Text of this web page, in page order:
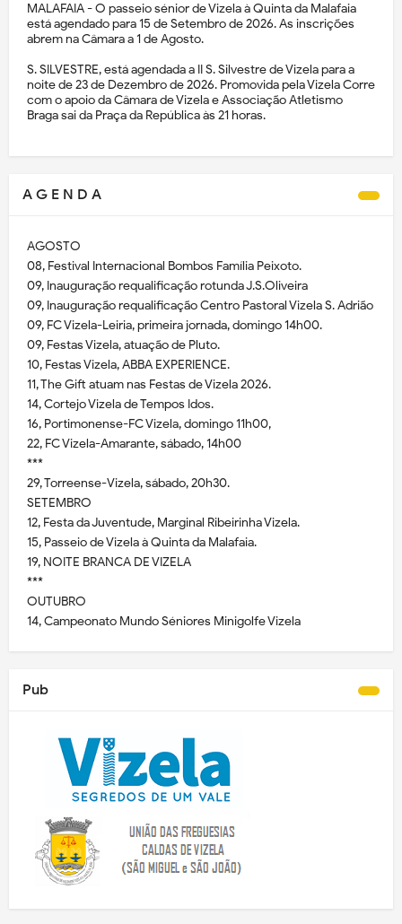
MALAFAIA - O passeio sénior de Vizela à Quinta da Malafaia
está agendado para 15 de Setembro de 2026. As inscrições
abrem na Câmara a 1 de Agosto.
S. SILVESTRE, está agendada a II S. Silvestre de Vizela para a
noite de 23 de Dezembro de 2026. Promovida pela Vizela Corre
com o apoio da Câmara de Vizela e Associação Atletismo
Braga sai da Praça da República às 21 horas.
A G E N D A
AGOSTO
08, Festival Internacional Bombos Família Peixoto.
09, Inauguração requalificação rotunda J.S.Oliveira
09, Inauguração requalificação Centro Pastoral Vizela S. Adrião
09, FC Vizela-Leiria, primeira jornada, domingo 14h00.
09, Festas Vizela, atuação de Pluto.
10, Festas Vizela, ABBA EXPERIENCE.
11, The Gift atuam nas Festas de Vizela 2026.
14, Cortejo Vizela de Tempos Idos.
16, Portimonense-FC Vizela, domingo 11h00,
22, FC Vizela-Amarante, sábado, 14h00
***
29, Torreense-Vizela, sábado, 20h30.
SETEMBRO
12, Festa da Juventude, Marginal Ribeirinha Vizela.
15, Passeio de Vizela à Quinta da Malafaia.
19, NOITE BRANCA DE VIZELA
***
OUTUBRO
14, Campeonato Mundo Séniores Minigolfe Vizela
Pub